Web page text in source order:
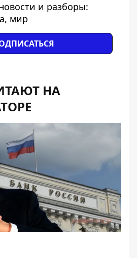
и разборы:
мир
НА